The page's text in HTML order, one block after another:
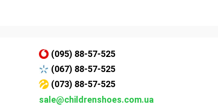
(095) 88-57-525
(067) 88-57-525
(073) 88-57-525
sale@childrenshoes.com.ua